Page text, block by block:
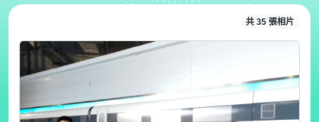
共 35 張相片